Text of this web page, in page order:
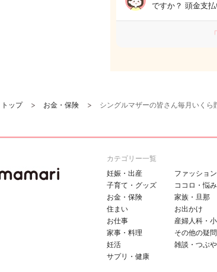
ですか？ 頭金支
ップ お金・保険 シングルマザーの皆さん毎月いくら
カテゴリー一覧
妊娠・出産
子育て・グッズ
お金・保険
住まい
お仕事
家事・料理
妊活
サプリ・健康
ファッショ
ココロ・悩み
家族・旦那
お出かけ
産婦人科・
その他の疑問
雑談・つぶ